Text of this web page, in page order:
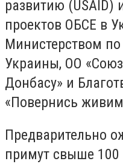
развитию (USAID)
проектов ОБСЕ в
Министерством
Украины, ОО «Союз
Донбасу» и
«Повернись
Предварительно
примут свыше 100